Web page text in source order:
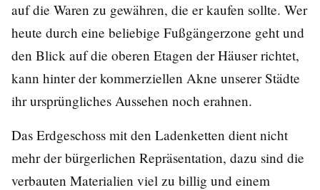
auf die Waren zu gewähren, die er kaufen sollte. Wer
heute durch eine beliebige Fußgängerzone geht und
den Blick auf die oberen Etagen der Häuser richtet,
kann hinter der kommerziellen Akne unserer Städte
ihr ursprüngliches Aussehen noch erahnen.
Das Erdgeschoss mit den Ladenketten dient nicht
mehr der bürgerlichen Repräsentation, dazu sind die
verbauten Materialien viel zu billig und einem